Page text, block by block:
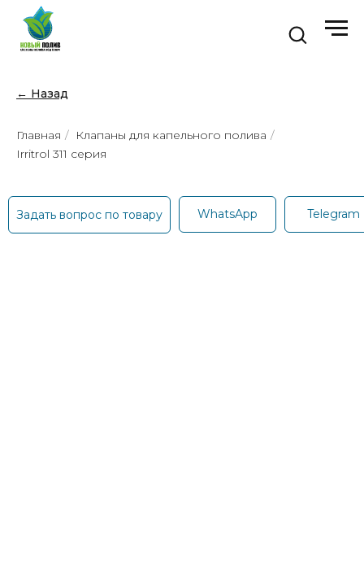
← Назад
Главная / Клапаны для капельного полива /
Irritrol 311 серия
Задать вопрос по товару WhatsApp Telegram